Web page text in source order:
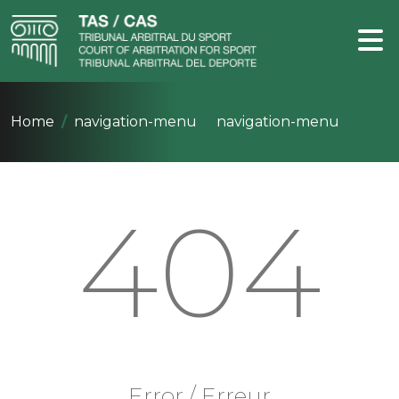
Home navigation-menu navigation-menu
404